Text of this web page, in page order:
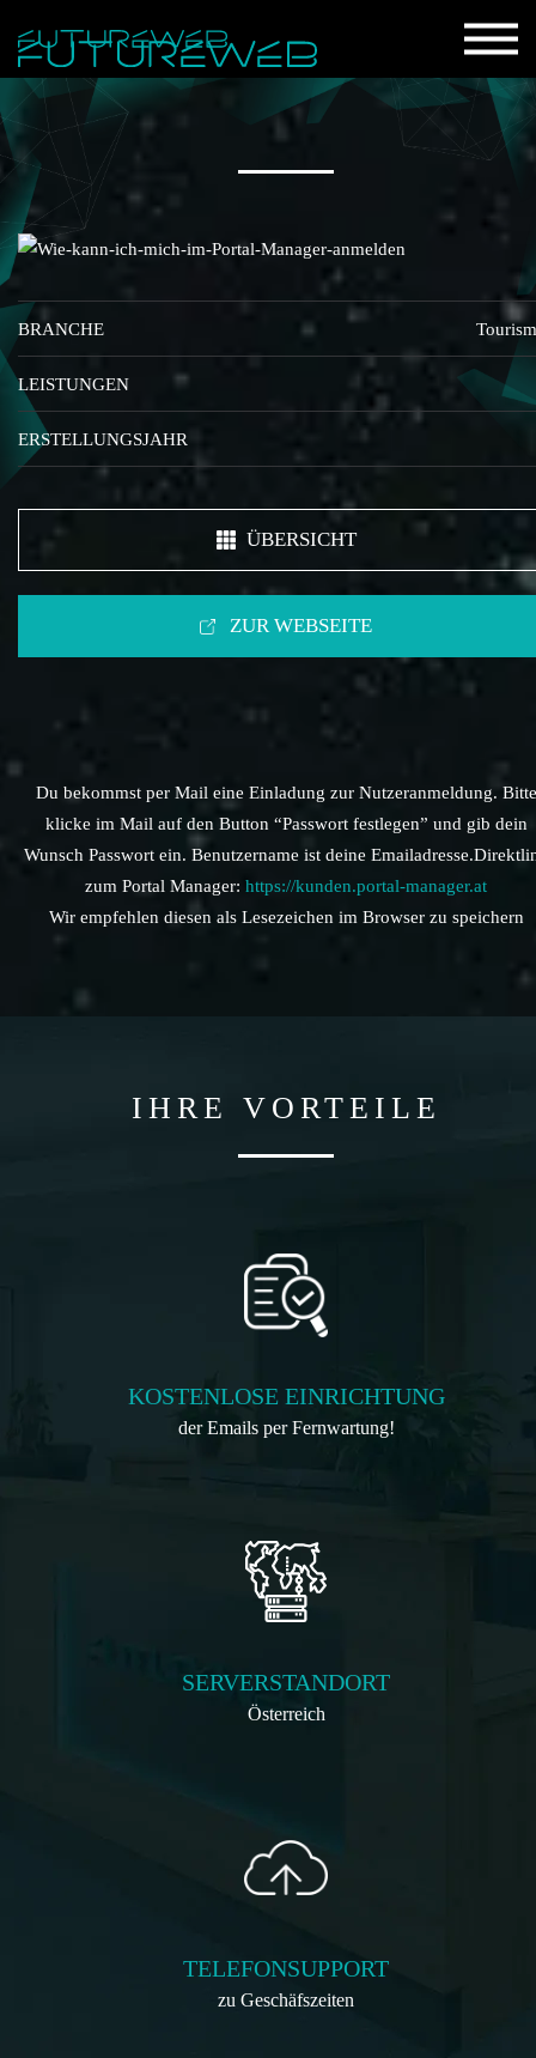
BRANCHE
LEISTUNGEN
ERSTELLUNGSJAHR
ÜBERSICHT
ZUR WEBSEITE
Du bekommst per Mail eine Einladung zur Nutzeranmeldung. Bitte
klicke im Mail auf den Button “Passwort festlegen” und gib dein
Wunsch Passwort ein. Benutzername ist deine
zum Portal Manager: https://kunden.portal-manager.at
Wir empfehlen diesen als Lesezeichen im Browser zu speichern
IHRE VORTEILE
KOSTENLOSE EINRICHTUNG
der Emails per Fernwartung!
SERVERSTANDORT
Österreich
TELEFONSUPPORT
zu Geschäfszeiten